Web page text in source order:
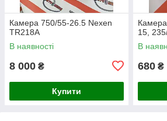
Камера 750/55-26.5 Nexen
TR218A
В наявності
8 000 ₴
Купити
15,
В
680 ₴